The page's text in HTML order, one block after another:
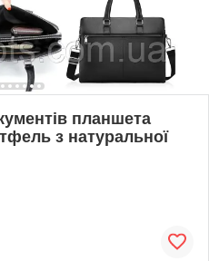
планшета
з натуральної